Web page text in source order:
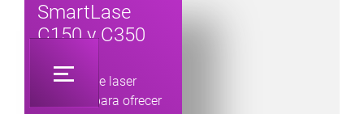
SmartLase
C150 y C350
Maquina de laser
diseñada para ofrecer